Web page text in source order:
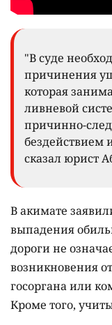
"В суде
причинения
которая
ливневой
причинно-
сказал юрист
В акимате
выпадения
дороги не
возникновения
госоргана или
Кроме того,